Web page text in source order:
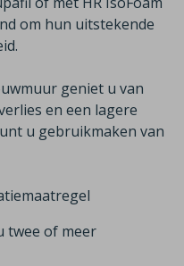
om hun uitstekende
geniet u van
en een lagere
u gebruikmaken van
twee of meer